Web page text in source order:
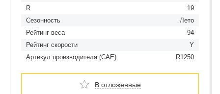
R
19
Сезонность
Лето
Рейтинг веса
94
Рейтинг скорости
Y
Артикул производителя (CAE)
R1250
В отложенные